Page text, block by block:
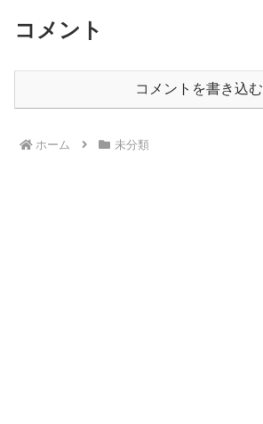
コメント
コメントを書き込む
ホーム 未分類